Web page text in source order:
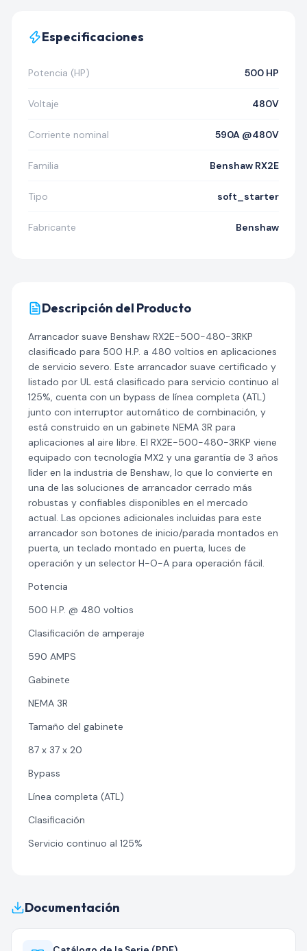
Especificaciones
Potencia (HP) 500 HP
Voltaje 480V
Corriente nominal 590A @480V
Familia Benshaw RX2E
Tipo soft_starter
Fabricante Benshaw
Descripción del Producto
Arrancador suave Benshaw RX2E-500-480-3RKP
clasificado para 500 H.P. a 480 voltios en aplicaciones
de servicio severo. Este arrancador suave certificado y
listado por UL está clasificado para servicio continuo al
125%, cuenta con un bypass de línea completa (ATL)
junto con interruptor automático de combinación, y
está construido en un gabinete NEMA 3R para
aplicaciones al aire libre. El RX2E-500-480-3RKP viene
equipado con tecnología MX2 y una garantía de 3 años
líder en la industria de Benshaw, lo que lo convierte en
una de las soluciones de arrancador cerrado más
robustas y confiables disponibles en el mercado
actual. Las opciones adicionales incluidas para este
arrancador son botones de inicio/parada montados en
puerta, un teclado montado en puerta, luces de
operación y un selector H-O-A para operación fácil.
Potencia
500 H.P. @ 480 voltios
Clasificación de amperaje
590 AMPS
Gabinete
NEMA 3R
Tamaño del gabinete
87 x 37 x 20
Bypass
Línea completa (ATL)
Clasificación
Servicio continuo al 125%
Documentación